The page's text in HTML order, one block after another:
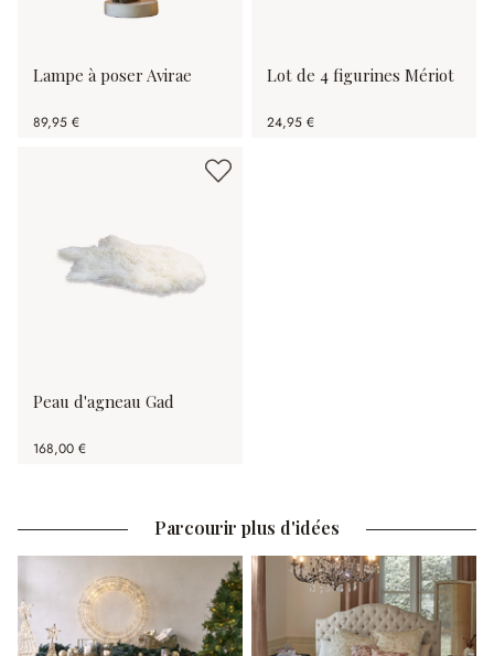
Lampe à poser Avirae
89,95 €
Lot de 4 figurines Mériot
24,95 €
Peau d'agneau Gad
168,00 €
Parcourir plus d'idées